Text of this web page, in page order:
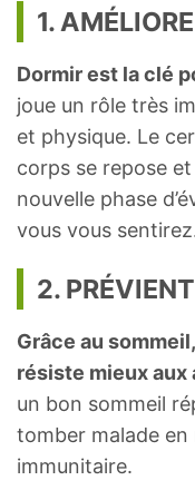
1.
Dormir est la clé
joue un rôle très
et physique. Le
corps se repose
nouvelle phase
vous vous
2.
Grâce au
résiste mieux
un bon sommeil
tomber malade
immunitaire.